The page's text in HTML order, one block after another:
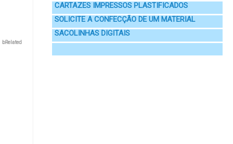
bRelated
CARTAZES IMPRESSOS PLASTIFICADOS
SOLICITE A CONFECÇÃO DE UM MATERIAL
SACOLINHAS DIGITAIS